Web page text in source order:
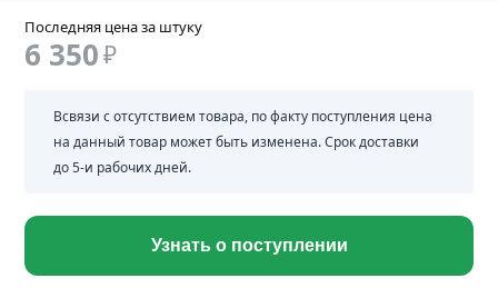
Последняя цена за штуку
6 350₽
Всвязи с отсутствием товара, по факту поступления цена
на данный товар может быть изменена. Срок доставки
до 5-и рабочих дней.
Узнать о поступлении